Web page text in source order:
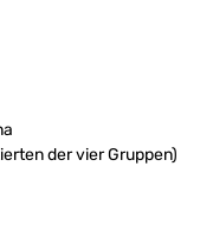
der vier Gruppen)